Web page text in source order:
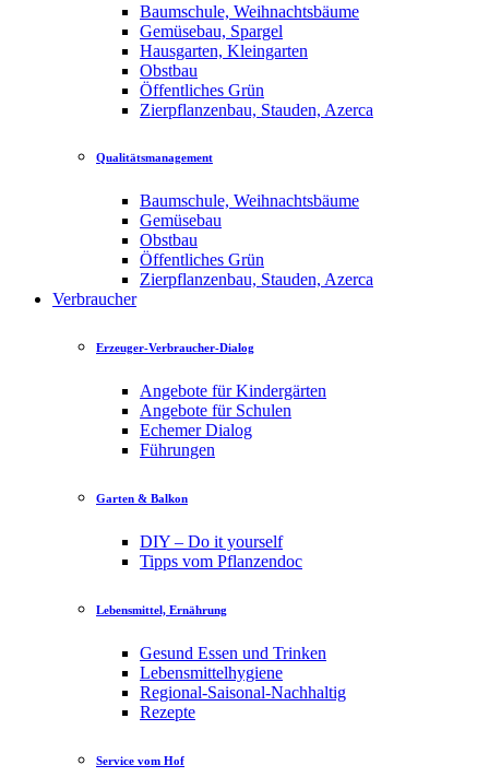
Baumschule, Weihnachtsbäume
Gemüsebau, Spargel
Hausgarten, Kleingarten
Obstbau
Öffentliches Grün
Zierpflanzenbau, Stauden, Azerca
Qualitätsmanagement
Baumschule, Weihnachtsbäume
Gemüsebau
Obstbau
Öffentliches Grün
Zierpflanzenbau, Stauden, Azerca
Verbraucher
Erzeuger-Verbraucher-Dialog
Angebote für Kindergärten
Angebote für Schulen
Echemer Dialog
Führungen
Garten & Balkon
DIY – Do it yourself
Tipps vom Pflanzendoc
Lebensmittel, Ernährung
Gesund Essen und Trinken
Lebensmittelhygiene
Regional-Saisonal-Nachhaltig
Rezepte
Service vom Hof